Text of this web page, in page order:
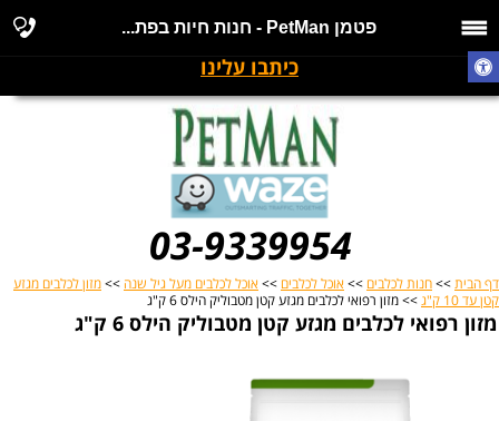
פטמן PetMan - חנות חיות בפת...
כיתבו עלינו
03-9339954
דף הבית >> חנות לכלבים >> אוכל לכלבים >> אוכל לכלבים מעל גיל שנה >> מזון לכלבים מגזע
קטן עד 10 ק"ג
>> מזון רפואי לכלבים מגזע קטן מטבוליק הילס 6 ק"ג
מזון רפואי לכלבים מגזע קטן מטבוליק הילס 6 ק"ג